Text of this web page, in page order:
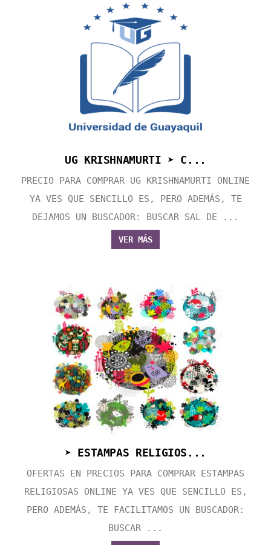
UG KRISHNAMURTI ➤ C...
PRECIO PARA COMPRAR UG KRISHNAMURTI ONLINE
YA VES QUE SENCILLO ES, PERO ADEMÁS, TE
DEJAMOS UN BUSCADOR: BUSCAR SAL DE ...
VER MÁS
➤ ESTAMPAS RELIGIOS...
OFERTAS EN PRECIOS PARA COMPRAR ESTAMPAS
RELIGIOSAS ONLINE YA VES QUE SENCILLO ES,
PERO ADEMÁS, TE FACILITAMOS UN BUSCADOR:
BUSCAR ...